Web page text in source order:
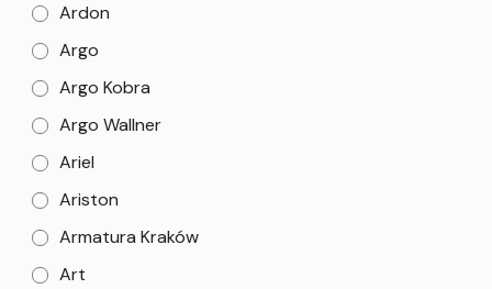
Ardon
Argo
Argo Kobra
Argo Wallner
Ariel
Ariston
Armatura Kraków
Art